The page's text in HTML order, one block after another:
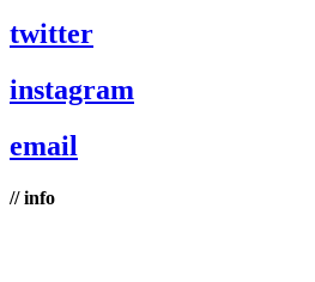
twitter
instagram
email
// info